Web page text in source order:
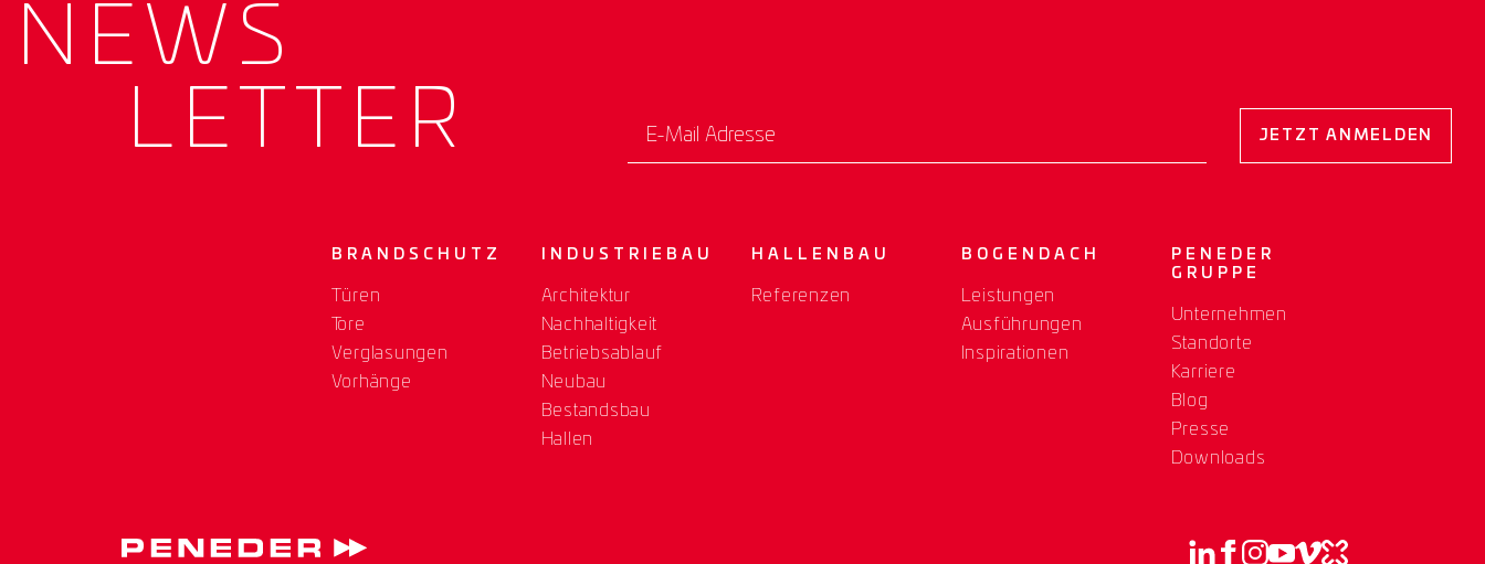
NEWS­
LETTER
E-Mail Adresse
JETZT ANMELDEN
BRANDSCHUTZ
Türen
Tore
Verglasungen
Vorhänge
INDUSTRIEBAU
Architektur
Nachhaltigkeit
Betriebsablauf
Neubau
Bestandsbau
Hallen
HALLENBAU
Referenzen
BOGENDACH
Leistungen
Ausführungen
Inspirationen
PENEDER
GRUPPE
Unternehmen
Standorte
Karriere
Blog
Presse
Downloads